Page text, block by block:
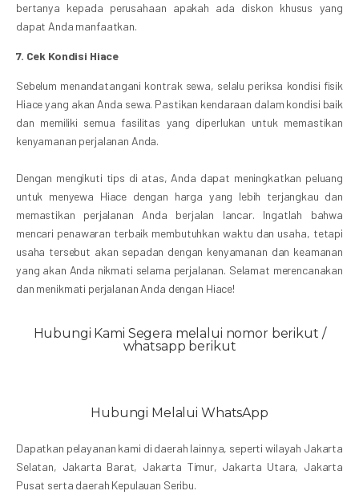
bertanya kepada perusahaan apakah ada diskon khusus yang
dapat Anda manfaatkan.
7. Cek Kondisi Hiace
Sebelum menandatangani kontrak sewa, selalu periksa kondisi fisik
Hiace yang akan Anda sewa. Pastikan kendaraan dalam kondisi baik
dan memiliki semua fasilitas yang diperlukan untuk memastikan
kenyamanan perjalanan Anda.
Dengan mengikuti tips di atas, Anda dapat meningkatkan peluang
untuk menyewa Hiace dengan harga yang lebih terjangkau dan
memastikan perjalanan Anda berjalan lancar. Ingatlah bahwa
mencari penawaran terbaik membutuhkan waktu dan usaha, tetapi
usaha tersebut akan sepadan dengan kenyamanan dan keamanan
yang akan Anda nikmati selama perjalanan. Selamat merencanakan
dan menikmati perjalanan Anda dengan Hiace!
Hubungi Kami Segera melalui nomor berikut /
whatsapp berikut
Hubungi Melalui WhatsApp
Dapatkan pelayanan kami di daerah lainnya, seperti wilayah Jakarta
Selatan, Jakarta Barat, Jakarta Timur, Jakarta Utara, Jakarta
Pusat serta daerah Kepulauan Seribu.